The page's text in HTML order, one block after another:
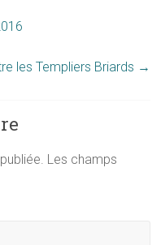
les Templiers Briards →
Les champs